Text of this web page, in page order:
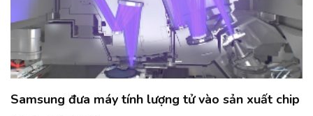
Samsung đưa máy tính lượng tử vào sản xuất chip